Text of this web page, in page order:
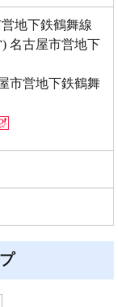
地下鉄鶴舞線
名古屋市営地下
市営地下鉄鶴舞